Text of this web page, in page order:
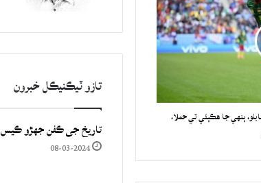
ٻنهي جا هڪٻئي تي حملا،
تازو ٽيڪنيڪل خبرون
تاريخ جي ڪفن جھڙو ڪيس
08-03-2024